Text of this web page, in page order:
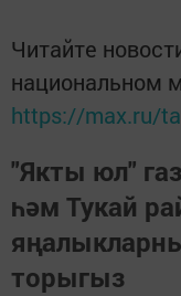
Читайте
национальном
https://max.ru/
"Якты юл"
һәм Тукай
торыгыз